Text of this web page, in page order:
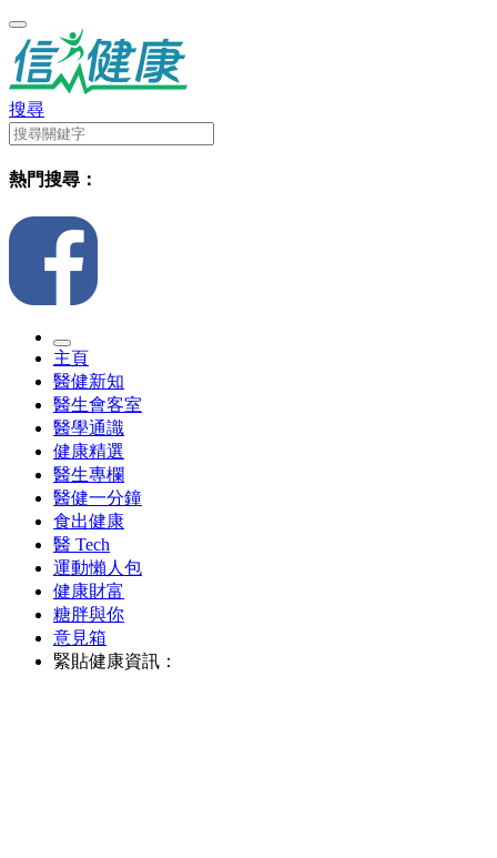
搜尋
熱門搜尋：
主頁
醫健新知
醫生會客室
醫學通識
健康精選
醫生專欄
醫健一分鐘
食出健康
醫 Tech
運動懶人包
健康財富
糖胖與你
意見箱
緊貼健康資訊：